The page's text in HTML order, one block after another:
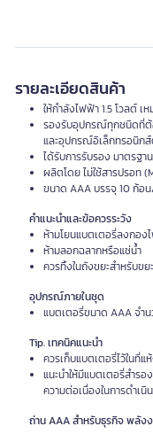
รายละเอียดสินค้า
ให้กำลังไฟฟ้า 1.5 โวลต์
รองรับอุปกรณ์ทุกชนิดที่ต้
และอุปกรณ์อิเล็กทรอนิก
ได้รับการรับรอง มาตรฐ
ผลิตโดย ไม่ใช้สารปรอท
ขนาด AAA บรรจุ 10 ก้อ
คำแนะนำและข้อควรระวัง
ห้ามโยนแบตเตอรี่ลงกอง
ห้ามลอกฉลากหรือแช่น้ำ
ควรทิ้งในถังขยะสำหรับข
อุปกรณ์ภายในชุด
แบตเตอรี่ขนาด AAA จำ
Tip. เทคนิคแนะนำ
ควรเก็บแบตเตอรี่ไว้ในที่แ
แนะนำให้มีแบตเตอรี่สำร
ความต่อเนื่องในการดำเนิ
ถ่าน AAA สำหรับธุรกิจ พลัง